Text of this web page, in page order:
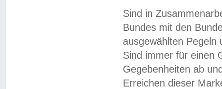
Sind in
Bundes mit den
ausgewählten
Sind immer für einen
Gegebenheiten ab
Erreichen dieser